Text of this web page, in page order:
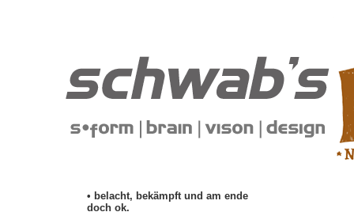
• belacht, bekämpft und am ende
doch ok.